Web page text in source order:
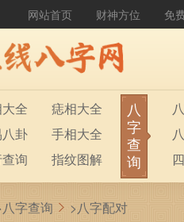
网站首页 财神方位 免
全
痣相大全
卦
手相大全
询
指纹图解
女
称骨算命
生
塔罗占卜
八
字
查
询
八字查询 >八字配对